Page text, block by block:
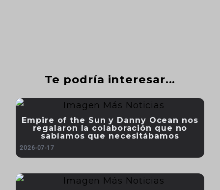
Te podría interesar...
Empire of the Sun y Danny Ocean nos
regalaron la colaboración que no
sabíamos que necesitábamos
2026-07-17